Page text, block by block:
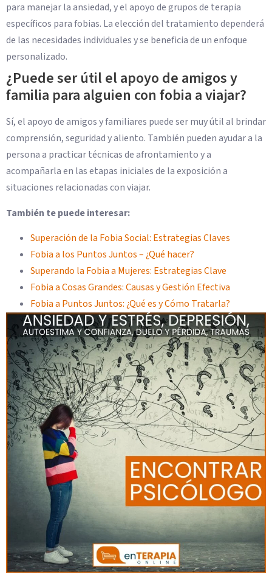
para manejar la ansiedad, y el apoyo de grupos de terapia
específicos para fobias. La elección del tratamiento dependerá
de las necesidades individuales y se beneficia de un enfoque
personalizado.
¿Puede ser útil el apoyo de amigos y
familia para alguien con fobia a viajar?
Sí, el apoyo de amigos y familiares puede ser muy útil al brindar
comprensión, seguridad y aliento. También pueden ayudar a la
persona a practicar técnicas de afrontamiento y a
acompañarla en las etapas iniciales de la exposición a
situaciones relacionadas con viajar.
También te puede interesar:
Superación de la Fobia Social: Estrategias Claves
Fobia a los Puntos Juntos – ¿Qué hacer?
Superando la Fobia a Mujeres: Estrategias Clave
Fobia a Cosas Grandes: Causas y Gestión Efectiva
Fobia a Puntos Juntos: ¿Qué es y Cómo Tratarla?